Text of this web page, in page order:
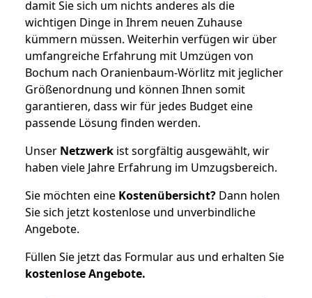
damit Sie sich um nichts anderes als die
wichtigen Dinge in Ihrem neuen Zuhause
kümmern müssen. Weiterhin verfügen wir über
umfangreiche Erfahrung mit Umzügen von
Bochum nach Oranienbaum-Wörlitz mit jeglicher
Größenordnung und können Ihnen somit
garantieren, dass wir für jedes Budget eine
passende Lösung finden werden.
Unser Netzwerk ist sorgfältig ausgewählt, wir
haben viele Jahre Erfahrung im Umzugsbereich.
Sie möchten eine Kostenübersicht? Dann holen
Sie sich jetzt kostenlose und unverbindliche
Angebote.
Füllen Sie jetzt das Formular aus und erhalten Sie
kostenloseAngebote.